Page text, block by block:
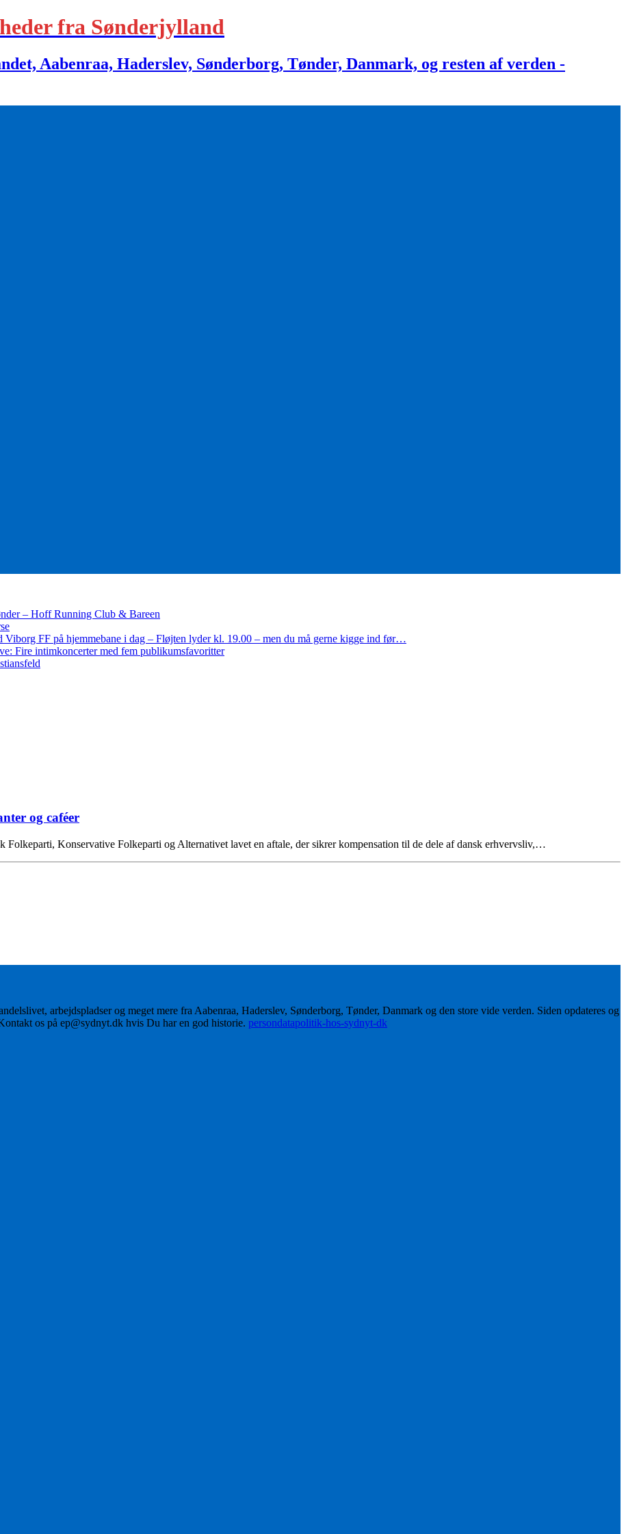
fra Sønderjylland
Aabenraa, Haderslev, Sønderborg, Tønder, Danmark, og resten af verden -
– Hoff Running Club & Bareen
Viborg FF på hjemmebane i dag – Fløjten lyder kl. 19.00 – men du må gerne kigge ind før…
Fire intimkoncerter med fem publikumsfavoritter
og caféer
Folkeparti, Konservative Folkeparti og Alternativet lavet en aftale, der sikrer kompensation til de dele af dansk erhvervsliv,…
arbejdspladser og meget mere fra Aabenraa, Haderslev, Sønderborg, Tønder, Danmark og den store vide verden. Siden opdateres og
os på ep@sydnyt.dk hvis Du har en god historie. persondatapolitik-hos-sydnyt-dk